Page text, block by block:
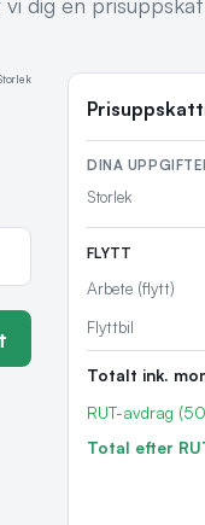
DINA
Storlek
FLYTT
Arbete (flytt)
Flyttbil
Totalt ink.
RUT-avdrag
Total efter